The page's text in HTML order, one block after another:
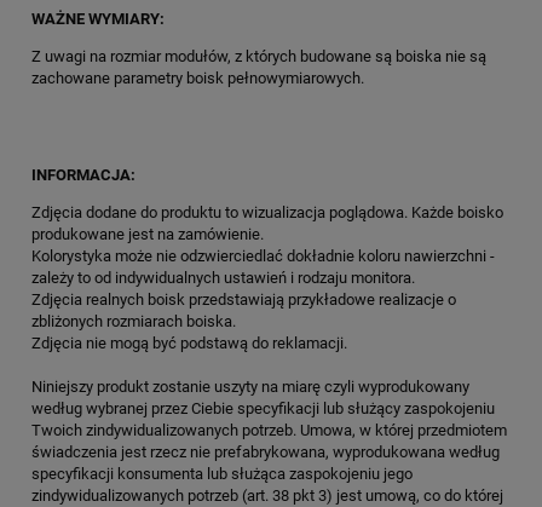
WAŻNE WYMIARY:
Z uwagi na rozmiar modułów, z których budowane są boiska nie są
zachowane parametry boisk pełnowymiarowych.
INFORMACJA:
Zdjęcia dodane do produktu to wizualizacja poglądowa. Każde boisko
produkowane jest na zamówienie.
Kolorystyka może nie odzwierciedlać dokładnie koloru nawierzchni -
zależy to od indywidualnych ustawień i rodzaju monitora.
Zdjęcia realnych boisk przedstawiają przykładowe realizacje o
zbliżonych rozmiarach boiska.
Zdjęcia nie mogą być podstawą do reklamacji.
Niniejszy produkt zostanie uszyty na miarę czyli wyprodukowany
według wybranej przez Ciebie specyfikacji lub służący zaspokojeniu
Twoich zindywidualizowanych potrzeb. Umowa, w której przedmiotem
świadczenia jest rzecz nie prefabrykowana, wyprodukowana według
specyfikacji konsumenta lub służąca zaspokojeniu jego
zindywidualizowanych potrzeb (art. 38 pkt 3) jest umową, co do której